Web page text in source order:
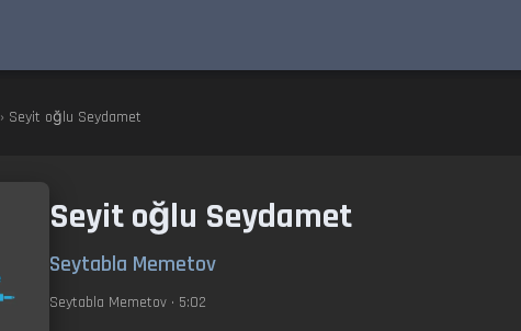
› Seyit oğlu Seydamet
Seyit oğlu Seydamet
Seytabla Memetov
Seytabla Memetov • 5:02